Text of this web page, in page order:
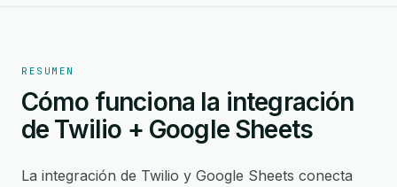
RESUMEN
Cómo funciona la integración
de Twilio + Google Sheets
La integración de Twilio y Google Sheets conecta